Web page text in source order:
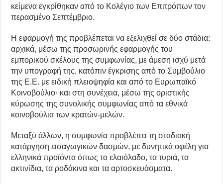
κείμενα εγκρίθηκαν από το Κολέγιο των Επιτρόπων τον
περασμένο Σεπτέμβριο.
Η εφαρμογή της προβλέπεται να εξελιχθεί σε δύο στάδια:
αρχικά, μέσω της προσωρινής εφαρμογής του
εμπορικού σκέλους της συμφωνίας, με άμεση ισχύ μετά
την υπογραφή της, κατόπιν έγκρισης από το Συμβούλιο
της Ε.Ε. με ειδική πλειοψηφία και από το Ευρωπαϊκό
Κοινοβούλιο· και στη συνέχεια, μέσω της οριστικής
κύρωσης της συνολικής συμφωνίας από τα εθνικά
κοινοβούλια των κρατών-μελών.
Μεταξύ άλλων, η συμφωνία προβλέπει τη σταδιακή
κατάργηση εισαγωγικών δασμών, με δυνητικά οφέλη για
ελληνικά προϊόντα όπως το ελαιόλαδο, τα τυριά, τα
ακτινίδια, τα ροδάκινα και τα αρτοσκευάσματα.